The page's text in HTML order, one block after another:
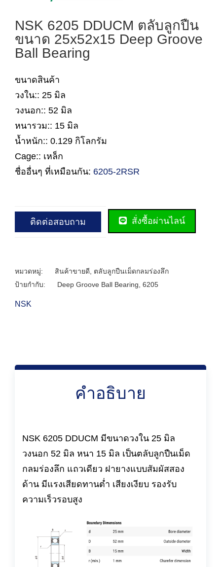
NSK 6205 DDUCM ตลับลูกปืน
ขนาด 25x52x15 Deep Groove
Ball Bearing
ขนาดสินค้า
วงใน:: 25 มิล
วงนอก:: 52 มิล
หนารวม:: 15 มิล
น้ำหนัก:: 0.129 กิโลกรัม
Cage:: เหล็ก
ชื่ออื่นๆ ที่เหมือนกัน: 6205-2RSR
ติดต่อสอบถาม สั่งซื้อผ่านไลน์
หมวดหมู่: สินค้าขายดี
ตลับลูกปืนเม็ดกลมร่องลึก
ป้ายกำกับ:
Deep Groove Ball Bearing 6205
NSK
คำอธิบาย
NSK 6205 DDUCM มีขนาดวงใน 25 มิล
วงนอก 52 มิล หนา 15 มิล เป็นตลับลูกปืนเม็ด
กลมร่องลึก แถวเดียว ฝายางแบบสัมผัสสอง
ด้าน มีแรงเสียดทานต่ำ เสียงเงียบ รองรับ
ความเร็วรอบสูง